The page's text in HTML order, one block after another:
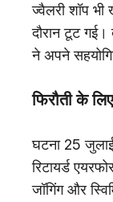
ज्वैलरी शॉप भी
दौरान टूट
ने अपने
फिरौती के
घटना 25 जुलाई
रिटायर्ड
जॉगिंग और